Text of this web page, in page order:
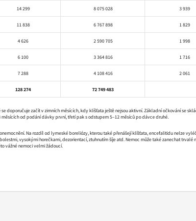
14 299 8 075 028 3 939
11 838 6 767 898 1 829
4 626 2 590 705 1 998
6 100 3 364 816 1 716
7 288 4 108 416 2 061
128 274 72 749 483
doporučuje začít v zimních měsících, kdy klíšťata ještě nejsou aktivní. Základní očkování se
od podání dávky první, třetí pak s odstupem 5–12 měsíců po dávce druhé.
Na rozdíl od lymeské boreliózy, kterou také přenášejí klíšťata, encefalitidu nelze
vysokými horečkami, dezorientací, ztuhnutím šíje atd. Nemoc může také zanechat
vážné nemoci velmi žádoucí.